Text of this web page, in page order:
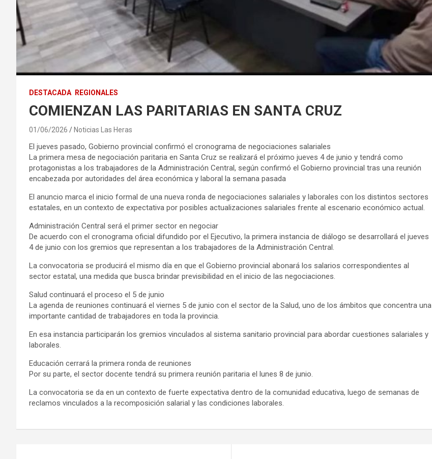
DESTACADA REGIONALES
COMIENZAN LAS PARITARIAS EN SANTA CRUZ
01/06/2026 Noticias Las Heras
El jueves pasado, Gobierno provincial confirmó el cronograma de negociaciones salariales
La primera mesa de negociación paritaria en Santa Cruz se realizará el próximo jueves 4 de junio y tendrá como
protagonistas a los trabajadores de la Administración Central, según confirmó el Gobierno provincial tras una reunión
encabezada por autoridades del área económica y laboral la semana pasada
El anuncio marca el inicio formal de una nueva ronda de negociaciones salariales y laborales con los distintos sectores
estatales, en un contexto de expectativa por posibles actualizaciones salariales frente al escenario económico actual.
Administración Central será el primer sector en negociar
De acuerdo con el cronograma oficial difundido por el Ejecutivo, la primera instancia de diálogo se desarrollará el jueves
4 de junio con los gremios que representan a los trabajadores de la Administración Central.
La convocatoria se producirá el mismo día en que el Gobierno provincial abonará los salarios correspondientes al
sector estatal, una medida que busca brindar previsibilidad en el inicio de las negociaciones.
Salud continuará el proceso el 5 de junio
La agenda de reuniones continuará el viernes 5 de junio con el sector de la Salud, uno de los ámbitos que concentra una
importante cantidad de trabajadores en toda la provincia.
En esa instancia participarán los gremios vinculados al sistema sanitario provincial para abordar cuestiones salariales y
laborales.
Educación cerrará la primera ronda de reuniones
Por su parte, el sector docente tendrá su primera reunión paritaria el lunes 8 de junio.
La convocatoria se da en un contexto de fuerte expectativa dentro de la comunidad educativa, luego de semanas de
reclamos vinculados a la recomposición salarial y las condiciones laborales.